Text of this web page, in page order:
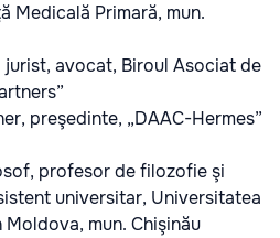
Medicală Primară, mun.
avocat, Biroul Asociat de
preşedinte, „DAAC-Hermes”
profesor de filozofie şi
universitar, Universitatea
mun. Chişinău